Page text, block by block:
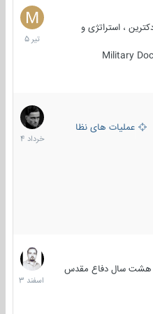
، استراتژی و
Military
27
تیر
1405
عملیات های نظامی خارجی
5
خرداد
1404
سال دفاع مقدس
20
اسفند
1403